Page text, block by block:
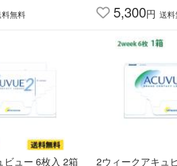
無料 5,300円 送
ュー 6枚入 2箱 2ウィークアキュビュー